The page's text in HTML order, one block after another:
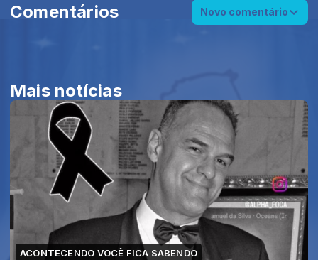
Comentários Novo comentário
Mais notícias
ACONTECENDO VOCÊ FICA SABENDO